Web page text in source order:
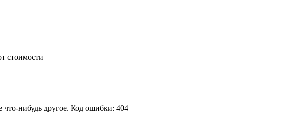
стоимости
что-нибудь другое. Код ошибки: 404